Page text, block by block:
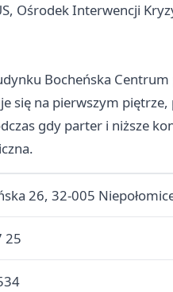
Ośrodek Interwencji
Bocheńska
się na pierwszym
gdy parter i niższe
26, 32-005
25